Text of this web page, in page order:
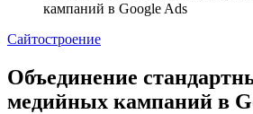
кампаний в Google Ads
Сайтостроение
Объединение
медийных кампаний в